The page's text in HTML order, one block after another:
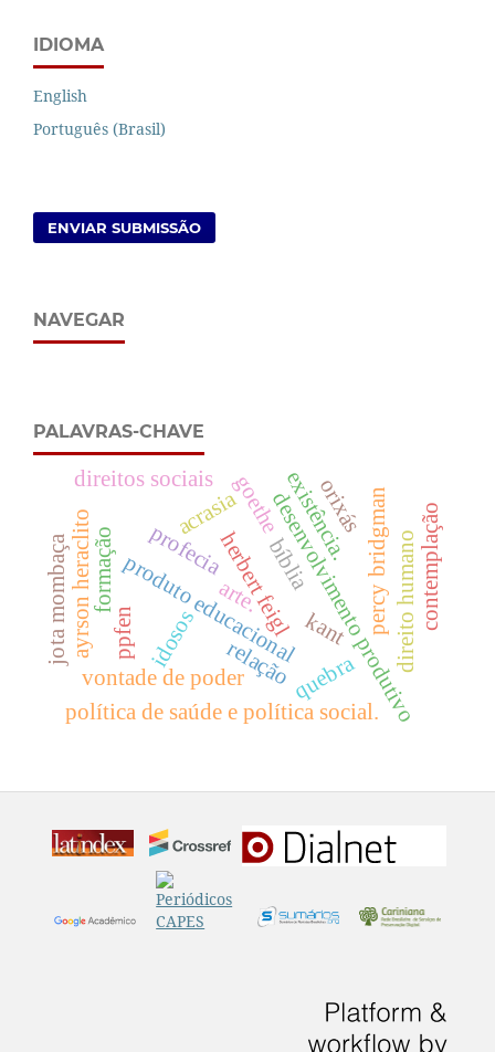
IDIOMA
English
Português (Brasil)
ENVIAR SUBMISSÃO
NAVEGAR
PALAVRAS-CHAVE
kant
herbert feigl
bíblia
profecia
produto educacional
relação
vontade de poder
acrasia desenvolvimento produtivo
formação percy bridgman
política de saúde e política social.
idosos
direitos sociais
arte.
existência.
ayrson heraclito direito humano
goethe
jota mombaça
quebra
ppfen
orixás contemplação